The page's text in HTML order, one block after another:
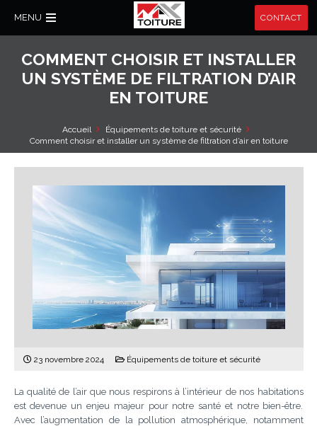
MENU CONTACT
COMMENT CHOISIR ET INSTALLER
UN SYSTÈME DE FILTRATION D’AIR
EN TOITURE
Accueil
Équipements de toiture et sécurité
Comment choisir et installer un système de filtration d’air en toiture
23 novembre 2024 Équipements de toiture et sécurité
La qualité de l’air que nous respirons à l’intérieur de nos habitations
est devenue un enjeu majeur pour notre santé et notre bien-être.
Avec l’augmentation de la pollution atmosphérique, notamment